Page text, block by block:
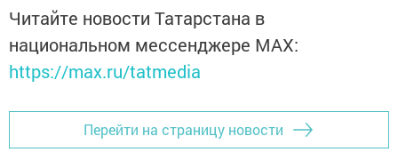
Читайте новости Татарстана в
национальном мессенджере MАХ:
https://max.ru/tatmedia
Перейти на страницу новости